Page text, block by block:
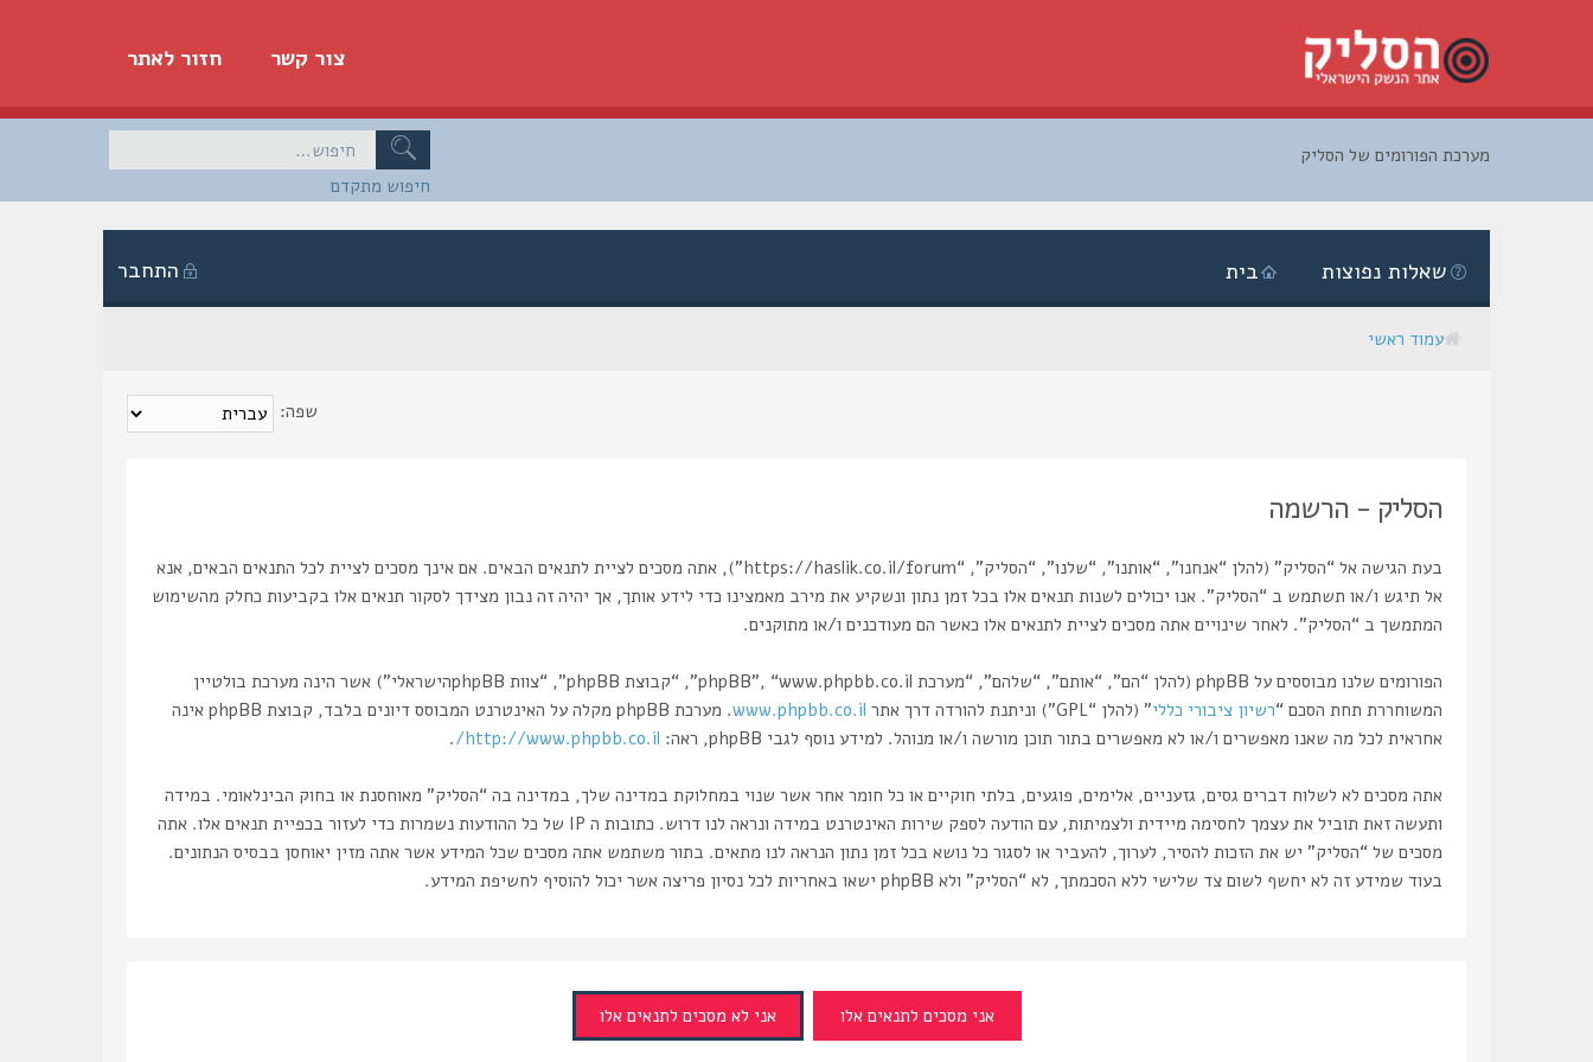
חזור לאתר צור קשר
חיפוש מתקדם
מערכת הפורומים של הסליק
התחבר בית שאלות נפוצות
עמוד ראשי
שפה:
הסליק - הרשמה
בעת הגישה אל “הסליק” (להלן “אנחנו”, “אותנו”, “שלנו”, “הסליק”, “https://haslik.co.il/forum”), אתה מסכים לציית לתנאים הבאים. אם אינך מסכים לציית לכל התנאים הבאים, אנא
אל תיגש ו/או תשתמש ב “הסליק”. אנו יכולים לשנות תנאים אלו בכל זמן נתון ונשקיע את מירב מאמצינו כדי לידע אותך, אך יהיה זה נבון מצידך לסקור תנאים אלו בקביעות כחלק מהשימוש
המתמשך ב “הסליק”. לאחר שינויים אתה מסכים לציית לתנאים אלו כאשר הם מעודכנים ו/או מתוקנים.
הפורומים שלנו מבוססים על phpBB (להלן “הם”, “אותם”, “שלהם”, “מערכת phpBB”, “www.phpbb.co.il”, “קבוצת phpBB”, “צוות phpBBהישראלי”) אשר הינה מערכת בולטיין
המשוחררת תחת הסכם “רשיון ציבורי כללי” (להלן “GPL”) וניתנת להורדה דרך אתר www.phpbb.co.il
. מערכת phpBB מקלה על האינטרנט המבוסס דיונים בלבד, קבוצת phpBB אינה
אחראית לכל מה שאנו מאפשרים ו/או לא מאפשרים בתור תוכן מורשה ו/או מנוהל. למידע נוסף לגבי phpBB, ראה:
http://www.phpbb.co.il/
.
אתה מסכים לא לשלוח דברים גסים, גזעניים, אלימים, פוגעים, בלתי חוקיים או כל חומר אחר אשר שנוי במחלוקת במדינה שלך, במדינה בה “הסליק” מאוחסנת או בחוק הבינלאומי. במידה
ותעשה זאת תוביל את עצמך לחסימה מיידית ולצמיתות, עם הודעה לספק שירות האינטרנט במידה ונראה לנו דרוש. כתובות ה IP של כל ההודעות נשמרות כדי לעזור בכפיית תנאים אלו. אתה
מסכים של “הסליק” יש את הזכות להסיר, לערוך, להעביר או לסגור כל נושא בכל זמן נתון הנראה לנו מתאים. בתור משתמש אתה מסכים שכל המידע אשר אתה מזין יאוחסן בבסיס הנתונים.
בעוד שמידע זה לא יחשף לשום צד שלישי ללא הסכמתך, לא “הסליק” ולא phpBB ישאו באחריות לכל נסיון פריצה אשר יכול להוסיף לחשיפת המידע.